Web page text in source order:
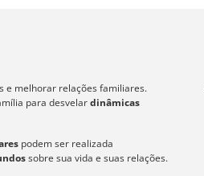
e melhorar relações familiares.
para desvelardinâmicas
podem ser realizada
sobre sua vida e suas relações.